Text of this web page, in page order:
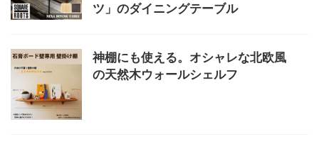
ツ」のダイニングテーブル
神棚にも使える。オシャレな北欧風
の天然木ウォールシェルフ